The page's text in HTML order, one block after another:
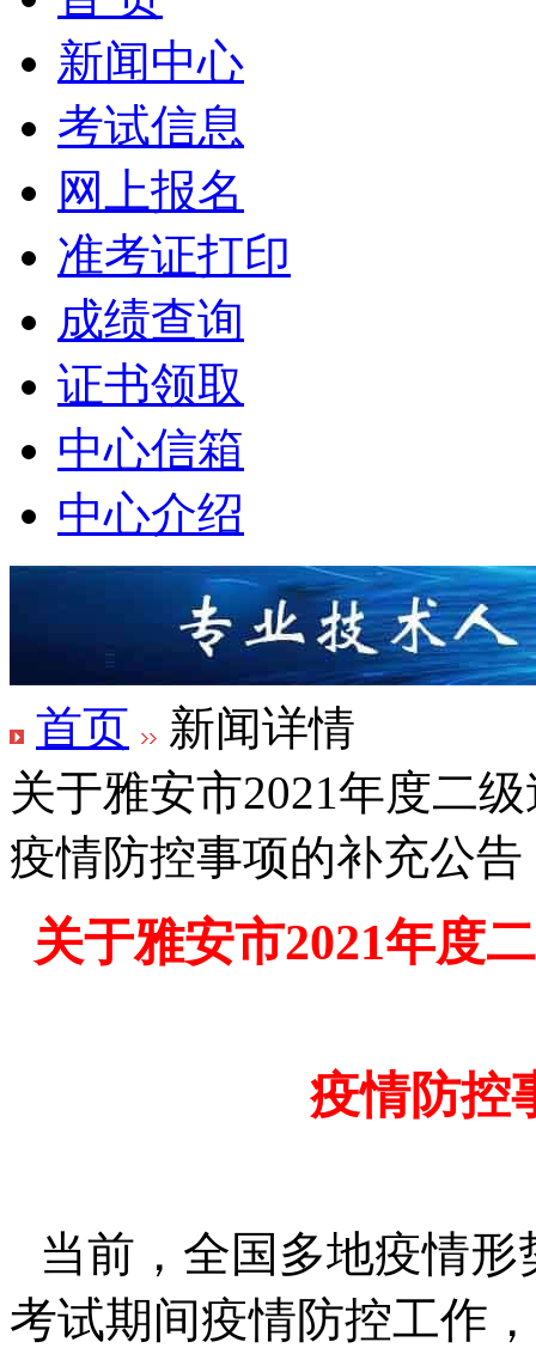
新闻中心
考试信息
网上报名
准考证打印
成绩查询
证书领取
中心信箱
中心介绍
首页
新闻详情
关于雅安市2021年度二
疫情防控事项的补充公告
关于雅安市2021年度
疫情防控
当前，全国多地疫情
考试期间疫情防控工作